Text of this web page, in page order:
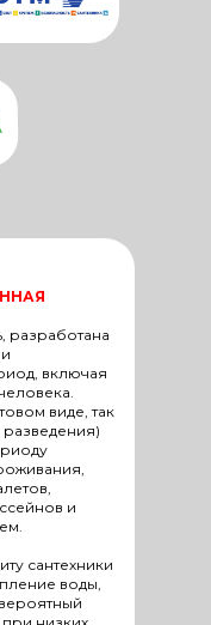
разработана
включая
виде, так
и
сантехники
воды,